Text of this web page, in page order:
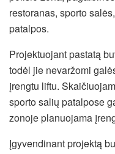
restoranas, sporto
patalpos.
Projektuojant pastatą
todėl jie nevaržomi
įrengtu liftu.
sporto salių patalpose
zonoje planuojama
Įgyvendinant projektą